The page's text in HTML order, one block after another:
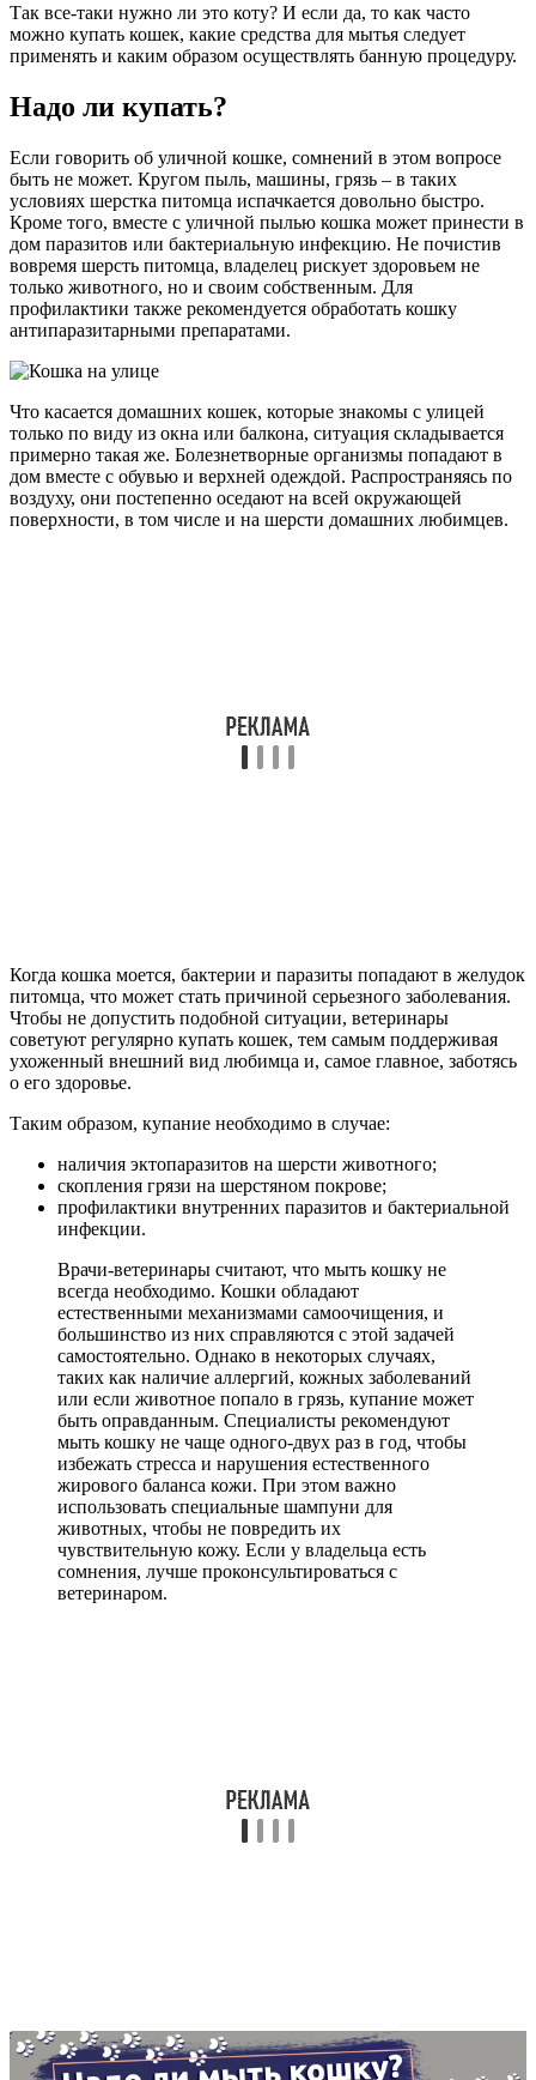
Так все-таки нужно ли это коту? И если да, то как часто
можно купать кошек, какие средства для мытья следует
применять и каким образом осуществлять банную процедуру.
Надо ли купать?
Если говорить об уличной кошке, сомнений в этом вопросе
быть не может. Кругом пыль, машины, грязь – в таких
условиях шерстка питомца испачкается довольно быстро.
Кроме того, вместе с уличной пылью кошка может принести в
дом паразитов или бактериальную инфекцию. Не почистив
вовремя шерсть питомца, владелец рискует здоровьем не
только животного, но и своим собственным. Для
профилактики также рекомендуется обработать кошку
антипаразитарными препаратами.
Что касается домашних кошек, которые знакомы с улицей
только по виду из окна или балкона, ситуация складывается
примерно такая же. Болезнетворные организмы попадают в
дом вместе с обувью и верхней одеждой. Распространяясь по
воздуху, они постепенно оседают на всей окружающей
поверхности, в том числе и на шерсти домашних любимцев.
Когда кошка моется, бактерии и паразиты попадают в желудок
питомца, что может стать причиной серьезного заболевания.
Чтобы не допустить подобной ситуации, ветеринары
советуют регулярно купать кошек, тем самым поддерживая
ухоженный внешний вид любимца и, самое главное, заботясь
о его здоровье.
Таким образом, купание необходимо в случае:
наличия эктопаразитов на шерсти животного;
скопления грязи на шерстяном покрове;
профилактики внутренних паразитов и бактериальной
инфекции.
Врачи-ветеринары считают, что мыть кошку не
всегда необходимо. Кошки обладают
естественными механизмами самоочищения, и
большинство из них справляются с этой задачей
самостоятельно. Однако в некоторых случаях,
таких как наличие аллергий, кожных заболеваний
или если животное попало в грязь, купание может
быть оправданным. Специалисты рекомендуют
мыть кошку не чаще одного-двух раз в год, чтобы
избежать стресса и нарушения естественного
жирового баланса кожи. При этом важно
использовать специальные шампуни для
животных, чтобы не повредить их
чувствительную кожу. Если у владельца есть
сомнения, лучше проконсультироваться с
ветеринаром.